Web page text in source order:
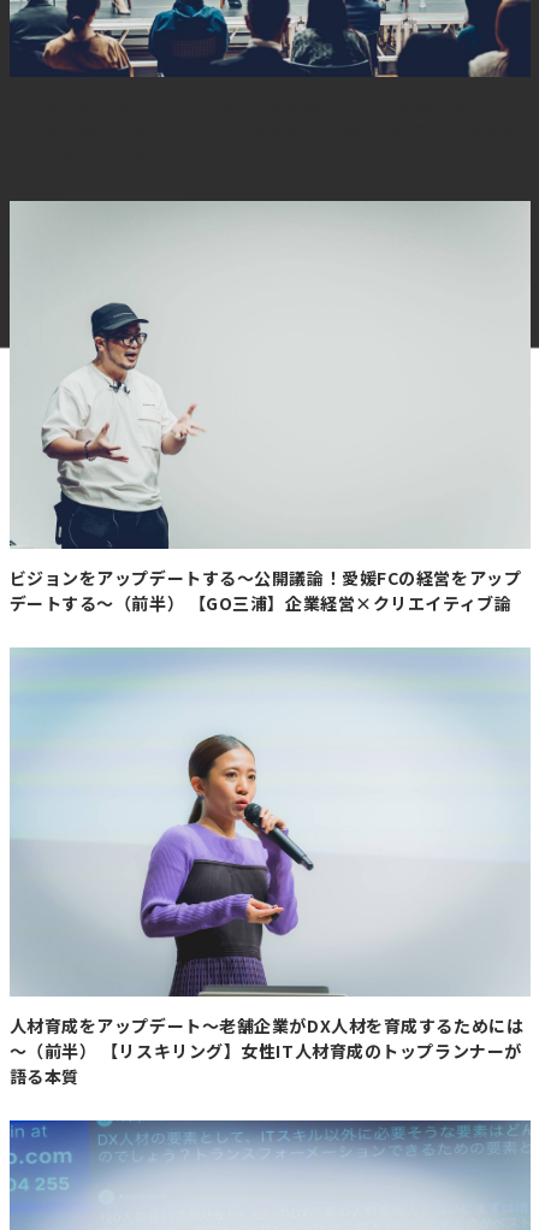
ビジョンをアップデートする～公開議論！愛媛FCの経営をアップ
デートする～（前半） 【GO三浦】企業経営×クリエイティブ論
人材育成をアップデート～老舗企業がDX人材を育成するためには
～（前半） 【リスキリング】女性IT人材育成のトップランナーが
語る本質